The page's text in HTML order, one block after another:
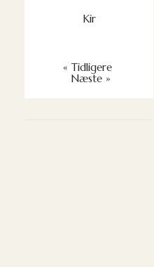
Kir
« Tidligere
Næste »